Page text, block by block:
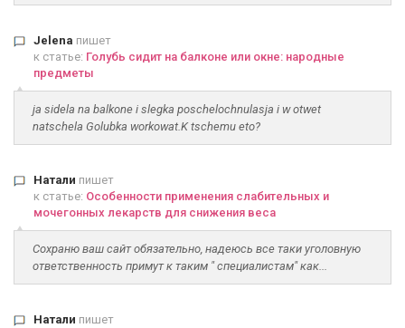
Jelena пишет
к статье: Голубь сидит на балконе или окне: народные
предметы
ja sidela na balkone i slegka poschelochnulasja i w otwet
natschela Golubka workowat.K tschemu eto?
Натали пишет
к статье: Особенности применения слабительных и
мочегонных лекарств для снижения веса
Сохраню ваш сайт обязательно, надеюсь все таки уголовную
ответственность примут к таким " специалистам" как...
Натали пишет